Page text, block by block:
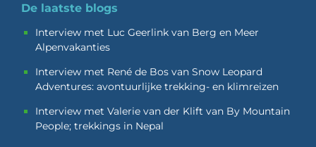
De laatste blogs
Interview met Luc Geerlink van Berg en Meer
Alpenvakanties
Interview met René de Bos van Snow Leopard
Adventures: avontuurlijke trekking- en klimreizen
Interview met Valerie van der Klift van By Mountain
People; trekkings in Nepal